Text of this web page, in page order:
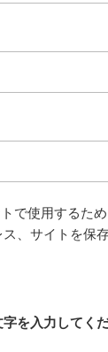
で使用するた
、サイトを保存
を入力してくだ